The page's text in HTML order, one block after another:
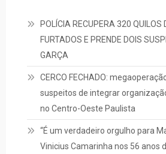
POLÍCIA RECUPERA 320 QUILOS
FURTADOS E PRENDE DOIS
GARÇA
CERCO FECHADO:
suspeitos de integrar
no Centro-Oeste Paulista
“É um verdadeiro orgulho para
Vinicius Camarinha nos 56 anos